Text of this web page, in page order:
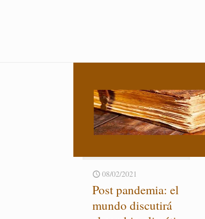
08/02/2021
Post pan­de­mia: el
mundo dis­cu­ti­rá